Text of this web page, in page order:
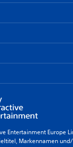
Entertainment Europe
Markennamen